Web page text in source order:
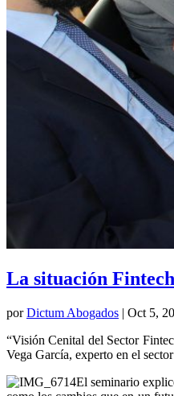
La situación
porDictum Abogados | Oct 5,
“Visión Cenital del Sector
Vega García, experto en el
El seminario